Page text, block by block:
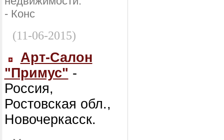
- Конс
(11-06-2015)
Арт-Салон
"Примус" -
Россия,
Ростовская обл.,
Новочеркасск.